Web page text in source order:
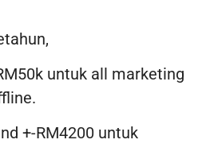
untuk all marketing
+-RM4200 untuk